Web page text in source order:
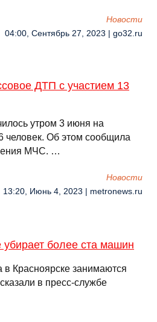
Новости
04:00, Сентябрь 27, 2023 | go32.ru
ДТП с участием 13
утром 3 июня на
человек. Об этом сообщила
МЧС. …
Новости
13:20, Июнь 4, 2023 | metronews.ru
убирает более ста машин
в Красноярске занимаются
в пресс-службе